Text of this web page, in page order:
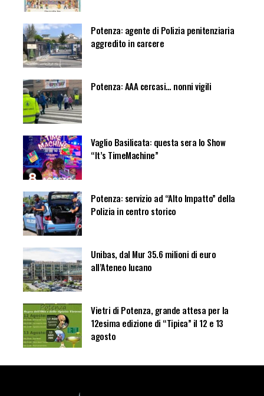
Potenza: agente di Polizia penitenziaria
aggredito in carcere
Potenza: AAA cercasi… nonni vigili
Vaglio Basilicata: questa sera lo Show
“It’s TimeMachine”
Potenza: servizio ad “Alto Impatto” della
Polizia in centro storico
Unibas, dal Mur 35.6 milioni di euro
all’Ateneo lucano
Vietri di Potenza, grande attesa per la
12esima edizione di “Tipica” il 12 e 13
agosto